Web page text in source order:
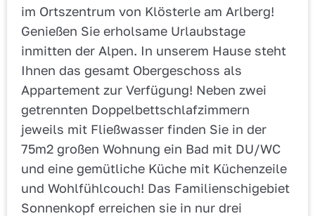
im Ortszentrum von Klösterle am Arlberg!
Genießen Sie erholsame Urlaubstage
inmitten der Alpen. In unserem Hause steht
Ihnen das gesamt Obergeschoss als
Appartement zur Verfügung! Neben zwei
getrennten Doppelbettschlafzimmern
jeweils mit Fließwasser finden Sie in der
75m2 großen Wohnung ein Bad mit DU/WC
und eine gemütliche Küche mit Küchenzeile
und Wohlfühlcouch! Das Familienschigebiet
Sonnenkopf erreichen sie in nur drei